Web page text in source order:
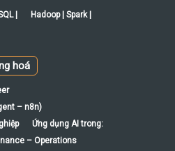
| Hadoop | Spark |
hoá
– n8n)
Ứng dụng AI trong:
– Operations